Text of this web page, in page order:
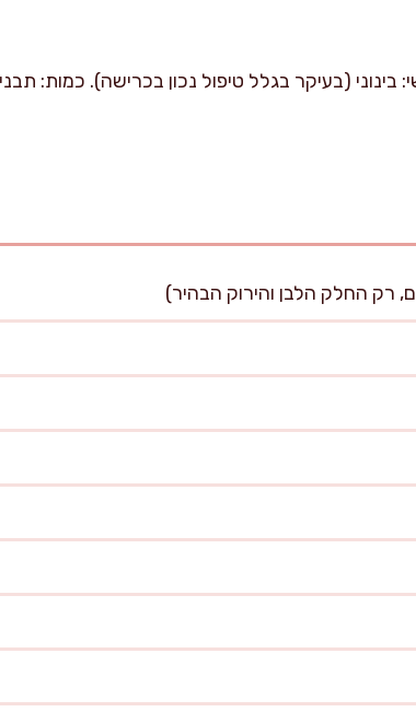
זמן אפייה: 35–40 דקות. רמת קושי: בינוני (בעיקר בגלל טיפול נכון בכרישה).